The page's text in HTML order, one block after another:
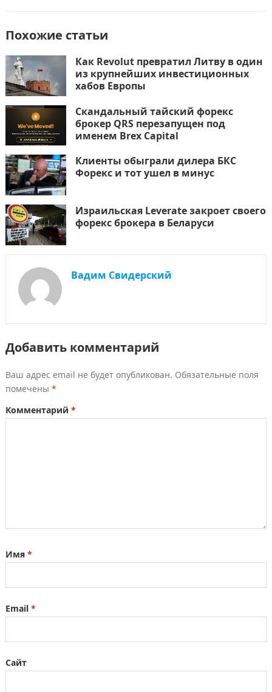
Похожие статьи
Как Revolut превратил Литву в один
из крупнейших инвестиционных
хабов Европы
Скандальный тайский форекс
брокер QRS перезапущен под
именем Brex Capital
Клиенты обыграли дилера БКС
Форекс и тот ушел в минус
Израильская Leverate закроет своего
форекс брокера в Беларуси
Вадим Свидерский
Добавить комментарий
Ваш адрес email не будет опубликован. Обязательные поля
помечены *
Комментарий *
Имя *
Email *
Сайт